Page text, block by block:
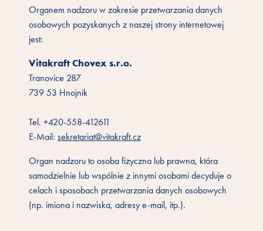
Organem nadzoru w zakresie przetwarzania danych
osobowych pozyskanych z naszej strony internetowej
jest:
Vitakraft Chovex s.r.o.
Tranovice 287
739 53 Hnojnik
Tel. +420-558-412611
E-Mail: sekretariat@vitakraft.cz
Organ nadzoru to osoba fizyczna lub prawna, która
samodzielnie lub wspólnie z innymi osobami decyduje o
celach i sposobach przetwarzania danych osobowych
(np. imiona i nazwiska, adresy e-mail, itp.).